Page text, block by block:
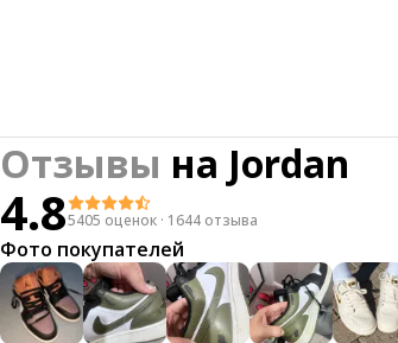
Отзывы на Jordan
4.85405 оценок · 1644 отзыва
Фото покупателей